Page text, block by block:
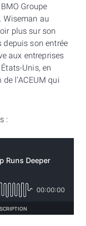
Groupe
Wiseman au
plus sur son
depuis son entrée
aux entreprises
Unis, en
l’ACEUM qui
: